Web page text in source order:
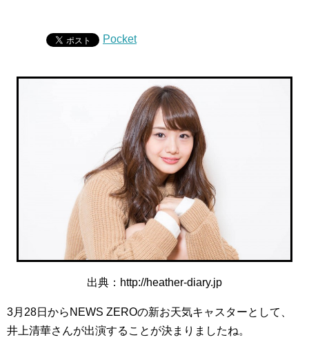
Pocket
出典：http://heather-diary.jp
3月28日からNEWS ZEROの新お天気キャスターとして、
井上清華さんが出演することが決まりましたね。